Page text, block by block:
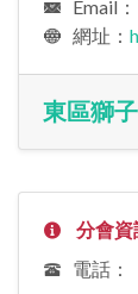
Email：
網址：
東區獅
分會資
電話：